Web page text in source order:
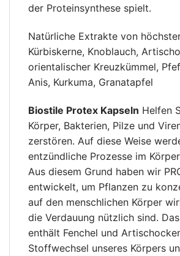
der Proteinsynthese spielt.
Natürliche Extrakte von
Kürbiskerne, Knoblauch,
orientalischer Kreuzkümmel,
Anis, Kurkuma, Granatapfel
Biostile Protex Kapseln Helfen
Körper, Bakterien, Pilze und
zerstören. Auf diese Weise
entzündliche Prozesse im
Aus diesem Grund haben wir
entwickelt, um Pflanzen zu
auf den menschlichen Körper
die Verdauung nützlich sind.
enthält Fenchel und
Stoffwechsel unseres Körpers